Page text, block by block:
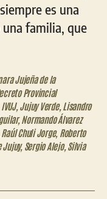
es una
familia, que
Jujeña de la
Provincial
IVUJ, Jujuy Verde, Lisandro
,Normando Álvarez
Raúl Chuli Jorge, Roberto
Jujuy, Sergio Alejo, Silvia